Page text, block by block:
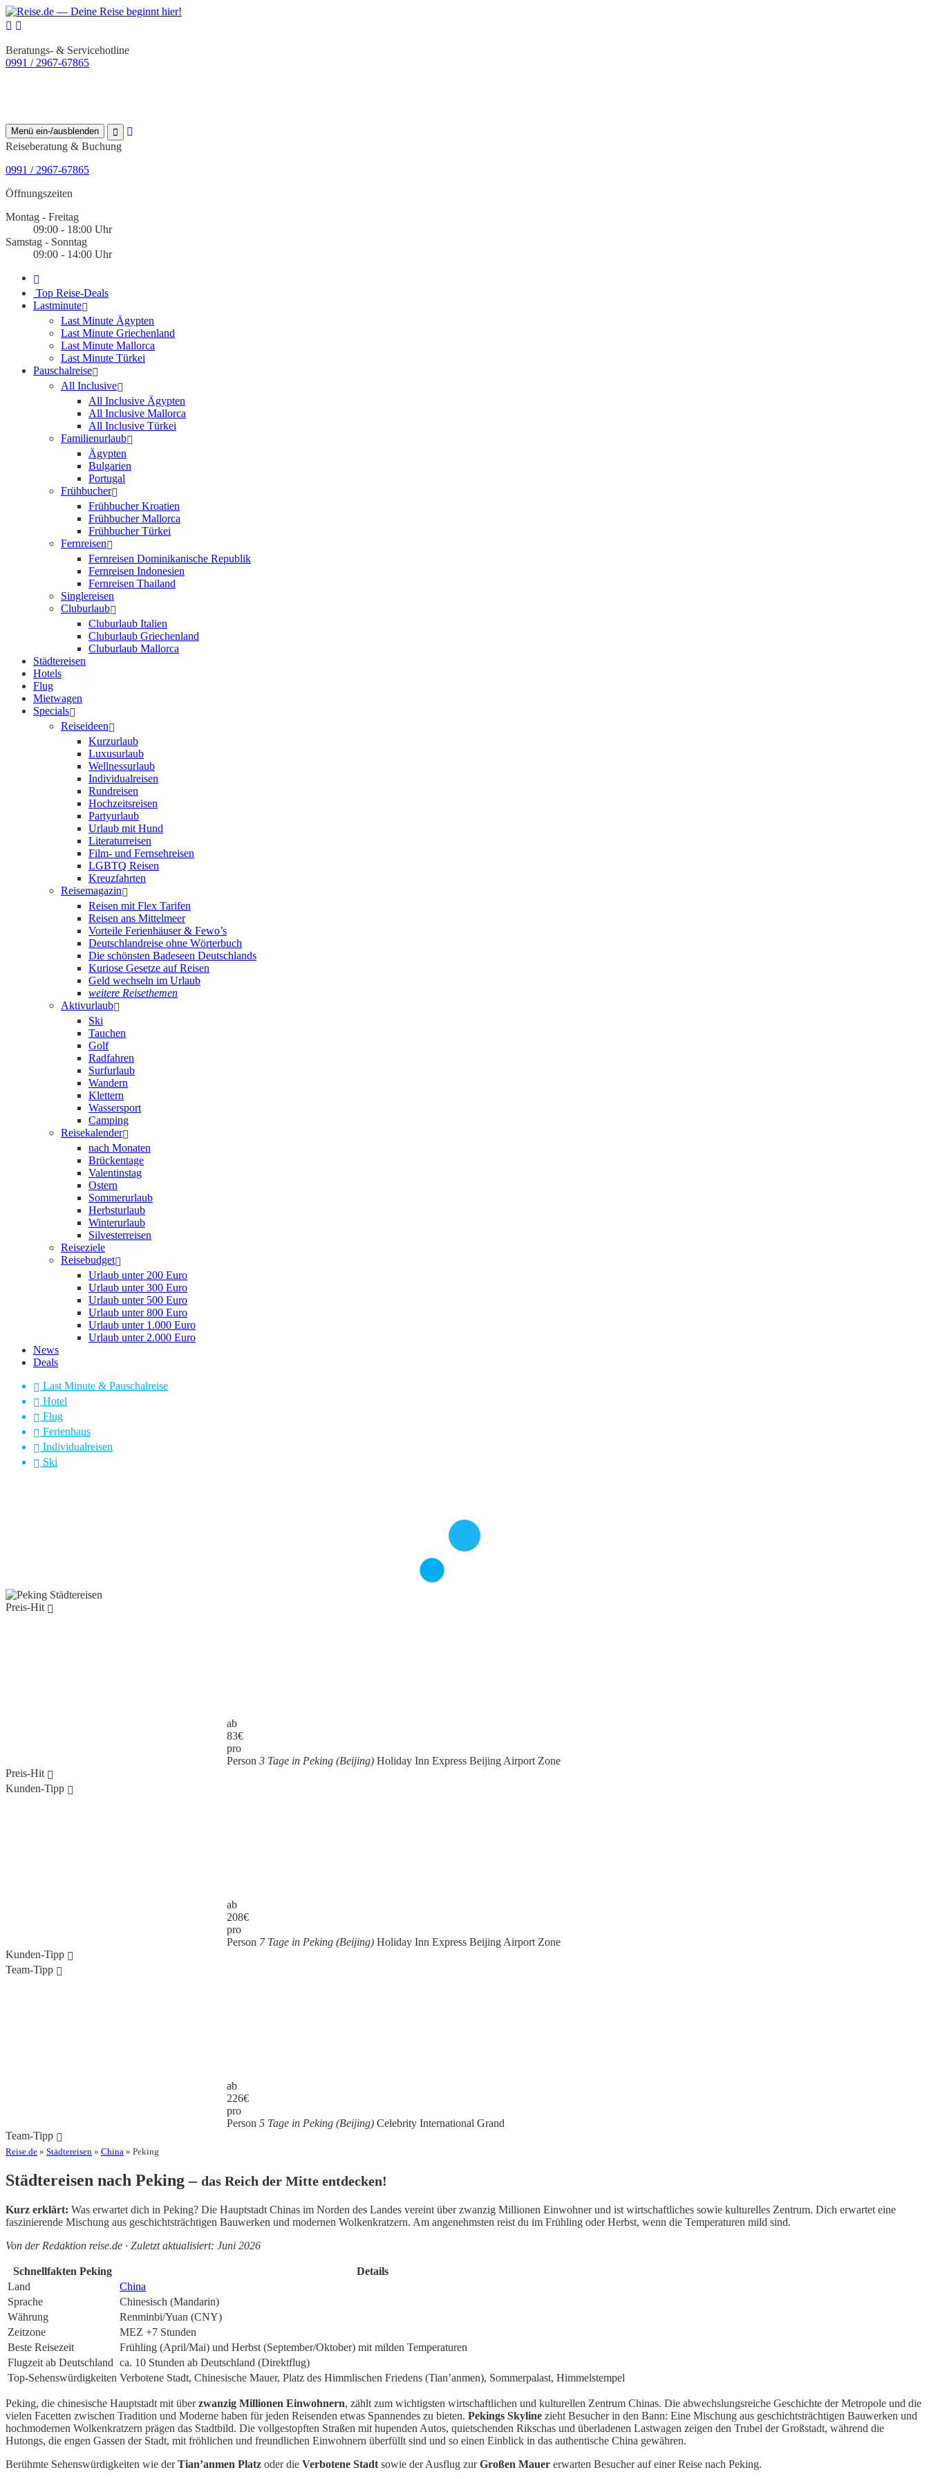
Beratungs- & Servicehotline
0991 / 2967-67865
Menü ein-/ausblenden
Reiseberatung & Buchung
0991 / 2967-67865
Öffnungszeiten
Montag - Freitag
09:00 - 18:00 Uhr
Samstag - Sonntag
09:00 - 14:00 Uhr
Top Reise-Deals
Lastminute
Last Minute Ägypten
Last Minute Griechenland
Last Minute Mallorca
Last Minute Türkei
Pauschalreise
All Inclusive
All Inclusive Ägypten
All Inclusive Mallorca
All Inclusive Türkei
Familienurlaub
Ägypten
Bulgarien
Portugal
Frühbucher
Frühbucher Kroatien
Frühbucher Mallorca
Frühbucher Türkei
Fernreisen
Fernreisen Dominikanische Republik
Fernreisen Indonesien
Fernreisen Thailand
Singlereisen
Cluburlaub
Cluburlaub Italien
Cluburlaub Griechenland
Cluburlaub Mallorca
Städtereisen
Hotels
Flug
Mietwagen
Specials
Reiseideen
Kurzurlaub
Luxusurlaub
Wellnessurlaub
Individualreisen
Rundreisen
Hochzeitsreisen
Partyurlaub
Urlaub mit Hund
Literaturreisen
Film- und Fernsehreisen
LGBTQ Reisen
Kreuzfahrten
Reisemagazin
Reisen mit Flex Tarifen
Reisen ans Mittelmeer
Vorteile Ferienhäuser & Fewo’s
Deutschlandreise ohne Wörterbuch
Die schönsten Badeseen Deutschlands
Kuriose Gesetze auf Reisen
Geld wechseln im Urlaub
weitere Reisethemen
Aktivurlaub
Ski
Tauchen
Golf
Radfahren
Surfurlaub
Wandern
Klettern
Wassersport
Camping
Reisekalender
nach Monaten
Brückentage
Valentinstag
Ostern
Sommerurlaub
Herbsturlaub
Winterurlaub
Silvesterreisen
Reiseziele
Reisebudget
Urlaub unter 200 Euro
Urlaub unter 300 Euro
Urlaub unter 500 Euro
Urlaub unter 800 Euro
Urlaub unter 1.000 Euro
Urlaub unter 2.000 Euro
News
Deals
Last Minute & Pauschalreise
Hotel
Flug
Ferienhaus
Individualreisen
Ski
Preis-Hit
ab
83€
pro
Person 3 Tage in Peking (Beijing) Holiday Inn Express Beijing Airport Zone
Preis-Hit
Kunden-Tipp
ab
208€
pro
Person 7 Tage in Peking (Beijing) Holiday Inn Express Beijing Airport Zone
Kunden-Tipp
Team-Tipp
ab
226€
pro
Person 5 Tage in Peking (Beijing) Celebrity International Grand
Team-Tipp
Reise.de » Städtereisen » China » Peking
Städtereisen nach Peking – das Reich der Mitte entdecken!
Kurz erklärt: Was erwartet dich in Peking? Die Hauptstadt Chinas im Norden des Landes vereint über zwanzig Millionen Einwohner und ist wirtschaftliches sowie kulturelles Zentrum. Dich erwartet eine
faszinierende Mischung aus geschichtsträchtigen Bauwerken und modernen Wolkenkratzern. Am angenehmsten reist du im Frühling oder Herbst, wenn die Temperaturen mild sind.
Von der Redaktion reise.de · Zuletzt aktualisiert: Juni 2026
Schnellfakten Peking
Details
Land
China
Sprache
Chinesisch (Mandarin)
Währung
Renminbi/Yuan (CNY)
Zeitzone
MEZ +7 Stunden
Beste Reisezeit
Frühling (April/Mai) und Herbst (September/Oktober) mit milden Temperaturen
Flugzeit ab Deutschland ca. 10 Stunden ab Deutschland (Direktflug)
Top-Sehenswürdigkeiten Verbotene Stadt, Chinesische Mauer, Platz des Himmlischen Friedens (Tian’anmen), Sommerpalast, Himmelstempel
Peking, die chinesische Hauptstadt mit überzwanzig Millionen Einwohnern, zählt zum wichtigsten wirtschaftlichen und kulturellen Zentrum Chinas. Die abwechslungsreiche Geschichte der Metropole und die
vielen Facetten zwischen Tradition und Moderne haben für jeden Reisenden etwas Spannendes zu bieten. Pekings Skyline zieht Besucher in den Bann: Eine Mischung aus geschichtsträchtigen Bauwerken und
hochmodernen Wolkenkratzern prägen das Stadtbild. Die vollgestopften Straßen mit hupenden Autos, quietschenden Rikschas und überladenen Lastwagen zeigen den Trubel der Großstadt, während die
Hutongs, die engen Gassen der Stadt, mit fröhlichen und freundlichen Einwohnern überfüllt sind und so einen Einblick in das authentische China gewähren.
Berühmte Sehenswürdigkeiten wie derTian’anmen Platz oder die Verbotene Stadt sowie der Ausflug zurGroßen Mauer erwarten Besucher auf einer Reise nach Peking.